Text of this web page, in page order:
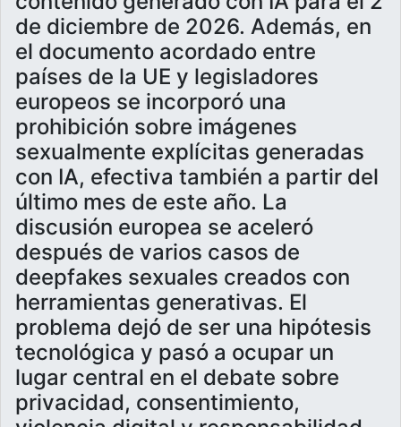
de diciembre de 2026. Además, en
el documento acordado entre
países de la UE y legisladores
europeos se incorporó una
prohibición sobre imágenes
sexualmente explícitas generadas
con IA, efectiva también a partir del
último mes de este año. La
discusión europea se aceleró
después de varios casos de
deepfakes sexuales creados con
herramientas generativas. El
problema dejó de ser una hipótesis
tecnológica y pasó a ocupar un
lugar central en el debate sobre
privacidad, consentimiento,